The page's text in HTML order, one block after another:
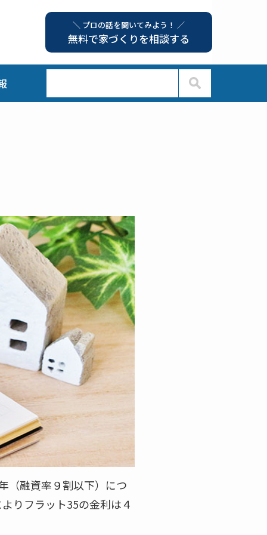
＼ プロの話を聞いてみよう！ ／
無料で家づくりを相談する
（融資率９割以下）につ
りフラット35の金利は４